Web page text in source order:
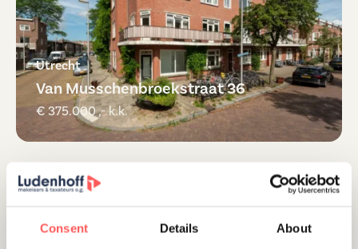
Consent Details About
Utrecht
Van Musschenbroekstraat 36
€ 375.000 ,- k.k.
Beschikbaar